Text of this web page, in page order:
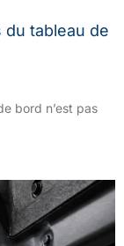
tableau de
bord n’est pas